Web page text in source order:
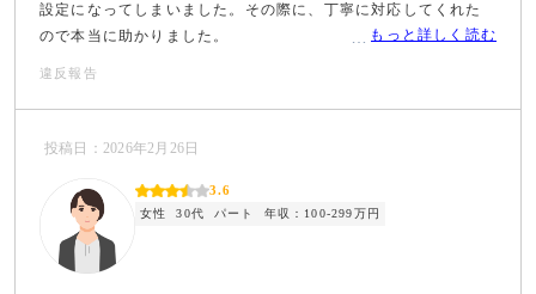
設定になってしまいました。その際に、丁寧に対応してくれた
ので本当に助かりました。
もっと詳しく読む
違反報告
投稿日：2026年2月26日
3.6
女性 30代 パート 年収：100-299万円